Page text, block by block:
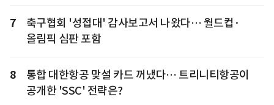
7
축구협회 '성접대' 감사보고서 나왔다… 월드컵·
올림픽 심판 포함
8
통합 대한항공 맞설 카드 꺼냈다… 트리니티항공이
공개한 'SSC' 전략은?